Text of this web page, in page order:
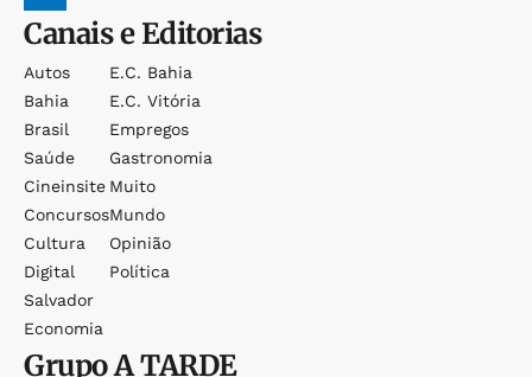
Canais e Editorias
Autos
Bahia
Brasil
Saúde
Cineinsite
Concursos
Cultura
Digital
Salvador
Economia
E.c. Bahia
E.c. Vitória
Empregos
Gastronomia
Muito
Mundo
Opinião
Política
GrupoA TARDE